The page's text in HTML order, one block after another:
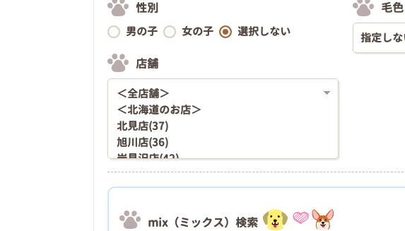
性別
男の子 女の子 選択しない
店舗
毛色
mix（ミックス）検索